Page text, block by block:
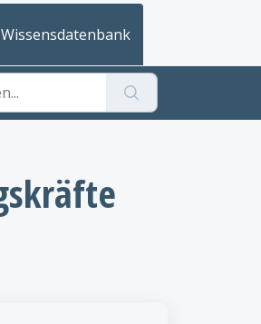
Wissensdatenbank